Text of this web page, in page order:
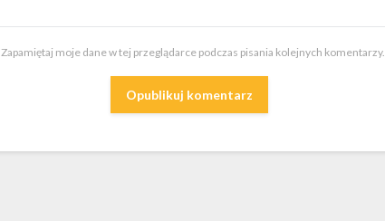
Zapamiętaj moje dane w tej przeglądarce podczas pisania kolejnych komentarzy.